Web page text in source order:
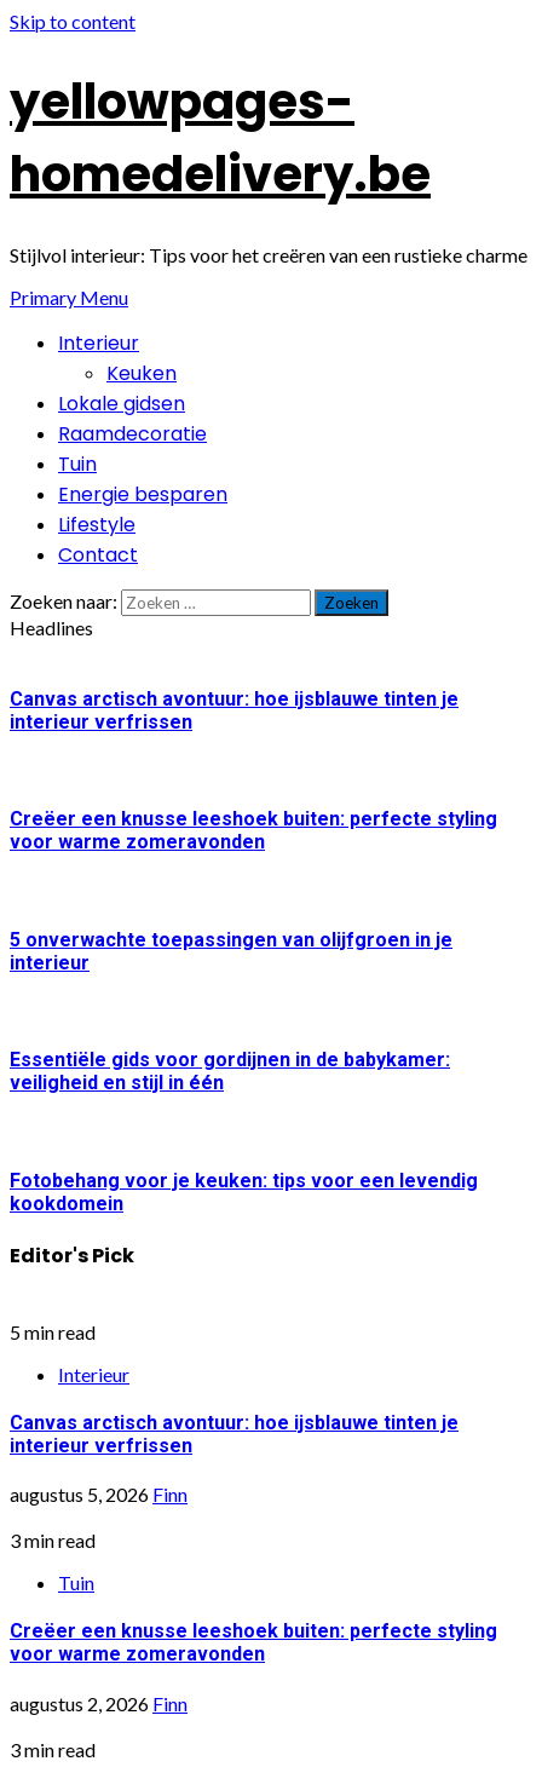
Skip to content
yellowpages-
homedelivery.be
Stijlvol interieur: Tips voor het creëren van een rustieke charme
Primary Menu
Interieur
Keuken
Lokale gidsen
Raamdecoratie
Tuin
Energie besparen
Lifestyle
Contact
Zoeken naar:
Headlines
Canvas arctisch avontuur: hoe ijsblauwe tinten je
interieur verfrissen
Creëer een knusse leeshoek buiten: perfecte styling
voor warme zomeravonden
5 onverwachte toepassingen van olijfgroen in je
interieur
Essentiële gids voor gordijnen in de babykamer:
veiligheid en stijl in één
Fotobehang voor je keuken: tips voor een levendig
kookdomein
Editor's Pick
5 min read
Interieur
Canvas arctisch avontuur: hoe ijsblauwe tinten je
interieur verfrissen
augustus 5, 2026 Finn
3 min read
Tuin
Creëer een knusse leeshoek buiten: perfecte styling
voor warme zomeravonden
augustus 2, 2026 Finn
3 min read